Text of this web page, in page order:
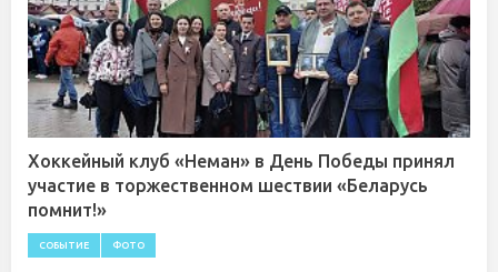
Хоккейный клуб «Неман» в День Победы принял
участие в торжественном шествии «Беларусь
помнит!»
СОБЫТИЕ ФОТО